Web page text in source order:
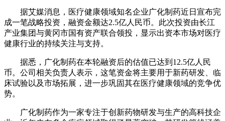
据艾媒消息，医疗健康领域知名企业广化制药近日宣布完
成一笔战略投资，融资金额达2.5亿人民币。此次投资由长江
产业集团与黄冈市国有资产联合领投，显示出资本市场对医疗
健康行业的持续关注与支持。
据悉，广化制药在本轮融资后的估值已达到12.5亿人民
币。公司相关负责人表示，这笔资金将主要用于新药研发、临
床试验以及市场拓展，进一步巩固其在医疗健康领域的竞争优
势。
广化制药作为一家专注于创新药物研发与生产的高科技企